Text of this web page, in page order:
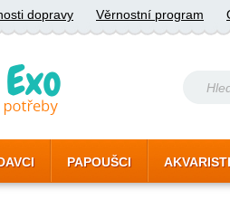
dopravy Věrnostní program
PAPOUŠCI